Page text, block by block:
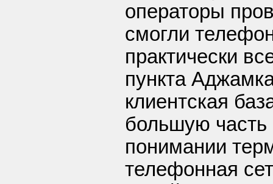
операторы
смогли
практически
пункта
клиентская
большую
понимании
телефонная